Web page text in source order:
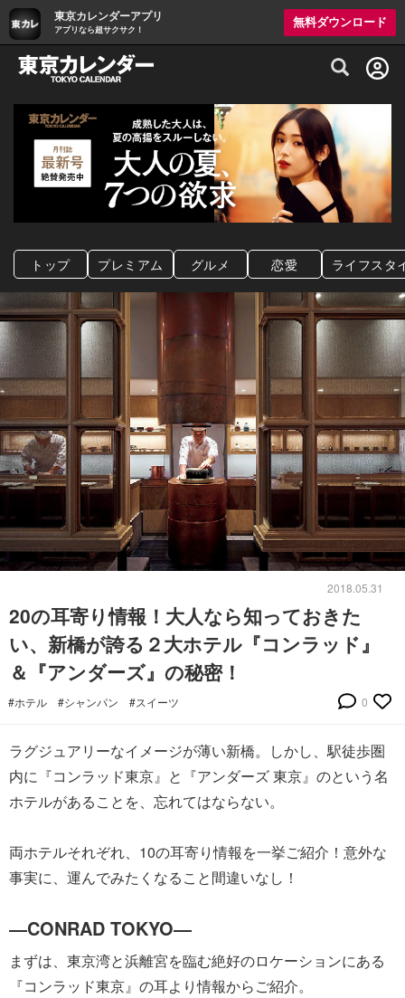
東京カレンダーアプリ
アプリなら超サクサク！
無料ダウンロード
グルメ情報・プレミアムレストラン予約
トップ プレミアム グルメ 恋愛 ライフスタ
2018.05.31
20の耳寄り情報！大人なら知っておきた
い、新橋が誇る２大ホテル『コンラッド』
＆『アンダーズ』の秘密！
#ホテル #シャンパン #スイーツ 0
ラグジュアリーなイメージが薄い新橋。しかし、駅徒歩圏
内に『コンラッド東京』と『アンダーズ 東京』のという名
ホテルがあることを、忘れてはならない。
両ホテルそれぞれ、10の耳寄り情報を一挙ご紹介！意外な
事実に、運んでみたくなること間違いなし！
―CONRAD TOKYO―
まずは、東京湾と浜離宮を臨む絶好のロケーションにある
『コンラッド東京』の耳より情報からご紹介。